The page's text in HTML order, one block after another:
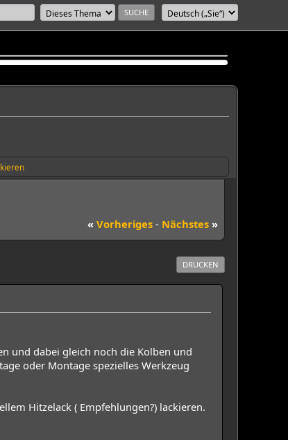
« Vorheriges - Nächstes »
DRUCKEN
und dabei gleich noch die Kolben und
oder Montage spezielles Werkzeug
Hitzelack ( Empfehlungen?) lackieren.